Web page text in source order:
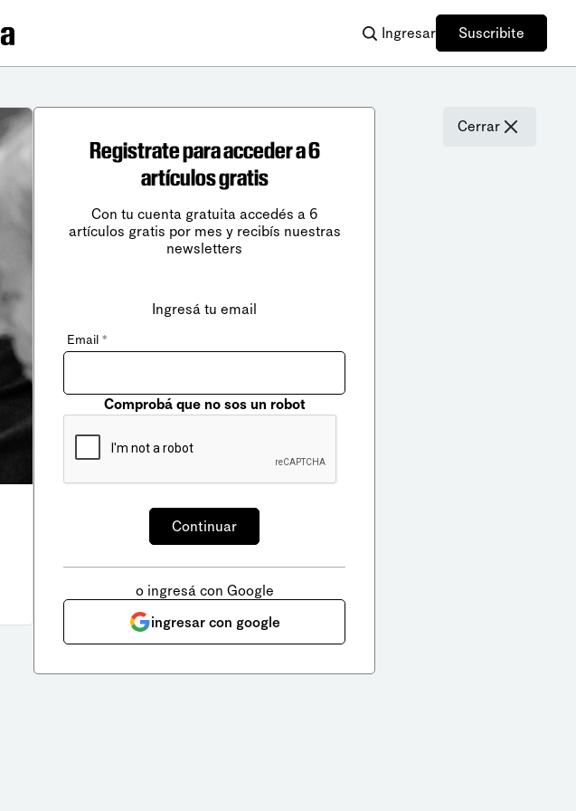
Ingresar Suscribite
Cerrar
Registrate para acceder a 6
artículos gratis
Con tu cuenta gratuita accedés a 6
artículos gratis por mes y recibís nuestras
newsletters
Ingresá tu email
Email *
Comprobá que no sos un robot
o ingresá con Google
ingresar con google